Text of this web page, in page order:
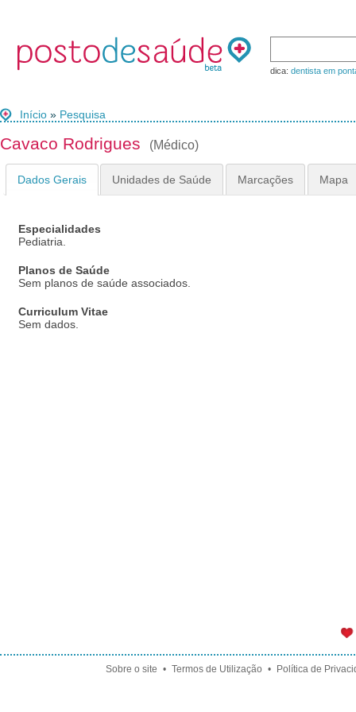
dica: dentista em
Início » Pesquisa
Cavaco Rodrigues (Médico)
Dados Gerais Unidades de Saúde Marcações Mapa
Especialidades
Pediatria.
Planos de Saúde
Sem planos de saúde associados.
Curriculum Vitae
Sem dados.
Sobre o site • Termos de Utilização • Política de